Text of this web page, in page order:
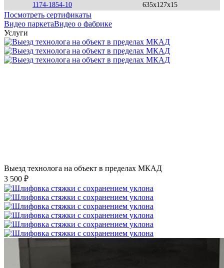
1174-1854-10
635x127x15
Посмотреть сертификаты
Видео паркетаВидео о фабрике
Услуги
Выезд технолога на объект в пределах МКАД
3 500 ₽